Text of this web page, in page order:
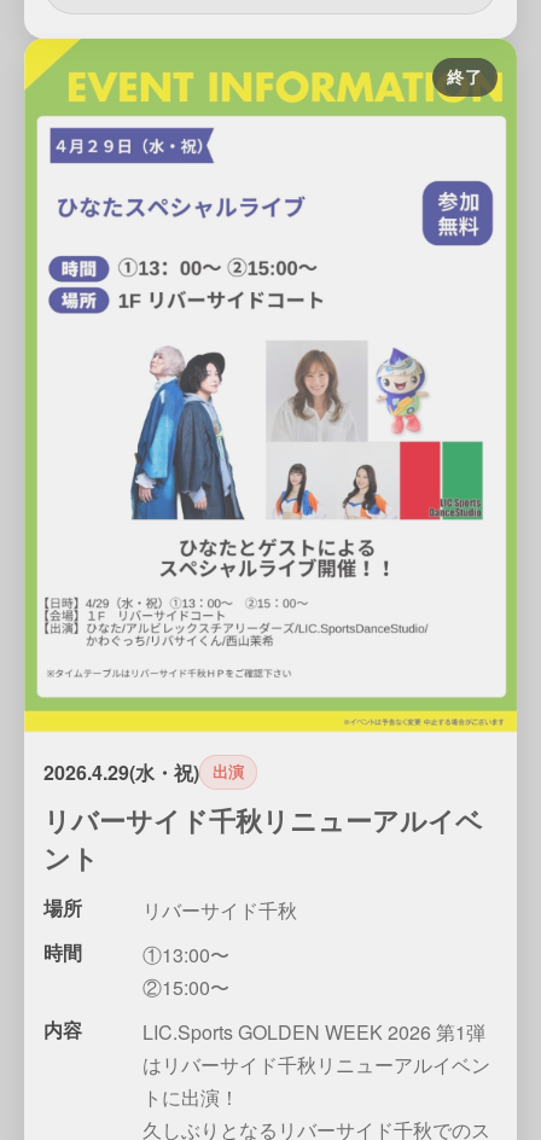
2026.4.29(水・祝) 出演
リバーサイド千秋リニューアルイベ
ント
場所
リバーサイド千秋
時間
①13:00〜
②15:00〜
内容
LIC.Sports GOLDEN WEEK 2026 第1弾
はリバーサイド千秋リニューアルイベン
トに出演！
久しぶりとなるリバーサイド千秋でのス